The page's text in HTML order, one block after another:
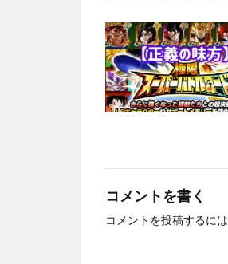
コメントを書く
コメントを投稿するには